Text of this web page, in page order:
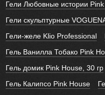
Гели Любовные истории
Гели скульптурные
Гели-желе Klio Professional
Гель Ванилла Тобако Pink
Гель домик Pink House, 30 гр
Гель Калипсо Pink House